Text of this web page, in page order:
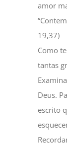
amor
19,37)
Como
tantas
Deus.
escrito